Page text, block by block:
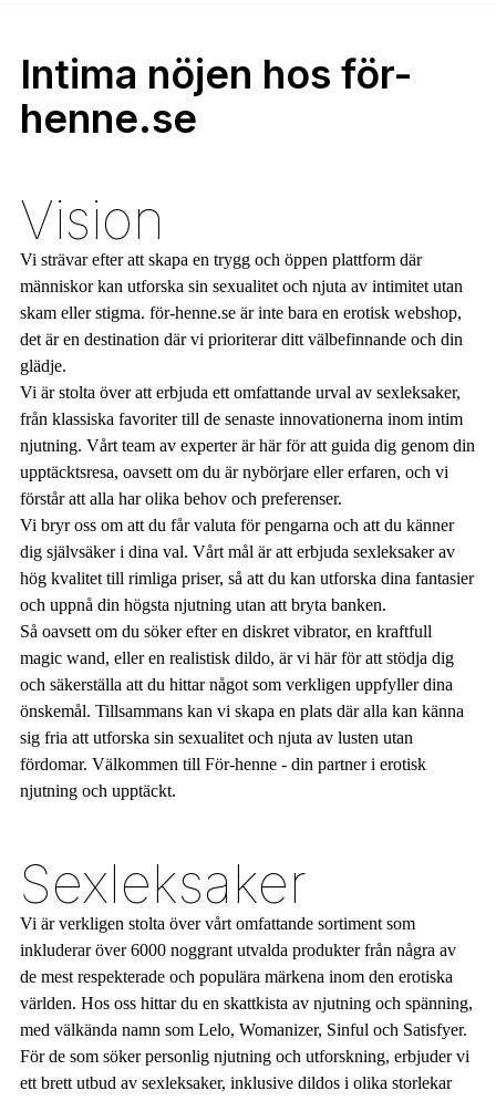
Intima nöjen hos för-
henne.se
Vision
Vi strävar efter att skapa en trygg och öppen plattform där
människor kan utforska sin sexualitet och njuta av intimitet utan
skam eller stigma. för-henne.se är inte bara en erotisk webshop,
det är en destination där vi prioriterar ditt välbefinnande och din
glädje.
Vi är stolta över att erbjuda ett omfattande urval av sexleksaker,
från klassiska favoriter till de senaste innovationerna inom intim
njutning. Vårt team av experter är här för att guida dig genom din
upptäcktsresa, oavsett om du är nybörjare eller erfaren, och vi
förstår att alla har olika behov och preferenser.
Vi bryr oss om att du får valuta för pengarna och att du känner
dig självsäker i dina val. Vårt mål är att erbjuda sexleksaker av
hög kvalitet till rimliga priser, så att du kan utforska dina fantasier
och uppnå din högsta njutning utan att bryta banken.
Så oavsett om du söker efter en diskret vibrator, en kraftfull
magic wand, eller en realistisk dildo, är vi här för att stödja dig
och säkerställa att du hittar något som verkligen uppfyller dina
önskemål. Tillsammans kan vi skapa en plats där alla kan känna
sig fria att utforska sin sexualitet och njuta av lusten utan
fördomar. Välkommen till För-henne - din partner i erotisk
njutning och upptäckt.
Sexleksaker
Vi är verkligen stolta över vårt omfattande sortiment som
inkluderar över 6000 noggrant utvalda produkter från några av
de mest respekterade och populära märkena inom den erotiska
världen. Hos oss hittar du en skattkista av njutning och spänning,
med välkända namn som Lelo, Womanizer, Sinful och Satisfyer.
För de som söker personlig njutning och utforskning, erbjuder vi
ett brett utbud av sexleksaker, inklusive dildos i olika storlekar